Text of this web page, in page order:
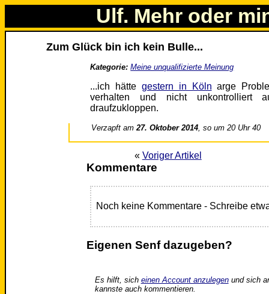
Ulf. Mehr oder
Zum Glück bin ich kein Bulle...
Kategorie: Meine unqualifizierte Meinung
...ich hätte gestern in Köln arge
verhalten und nicht
draufzukloppen.
Verzapft am27. Oktober 2014, so um 20 Uhr 40
« Voriger Artikel
Kommentare
Noch keine Kommentare - Schreibe
Eigenen Senf dazugeben?
Es hilft, sich einen Account anzulegenund sich
kannste auch kommentieren.